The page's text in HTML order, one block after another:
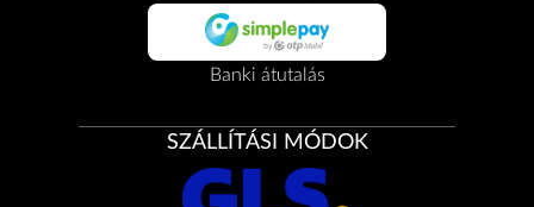
Banki átutalás
SZÁLLÍTÁSI MÓDOK